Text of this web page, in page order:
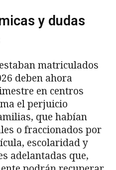
y dudas
matriculados
deben ahora
en centros
el perjuicio
que habían
o fraccionados por
escolaridad y
adelantadas que,